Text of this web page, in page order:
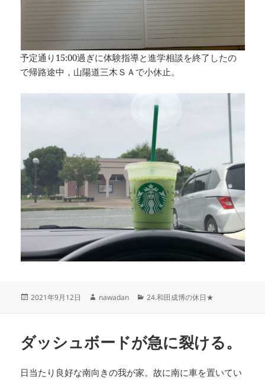
予定通り15:00過ぎに体験指導と進学相談を終了したの
で帰路途中，山陽道三木ＳＡで小休止。
投
2021年9月12日
作
nawadan
カ
ー
24.和田成博の休日★
ダッシュボードが急に裂ける。
日当たり良好な南向きの我が家。故に南に車を置いてい